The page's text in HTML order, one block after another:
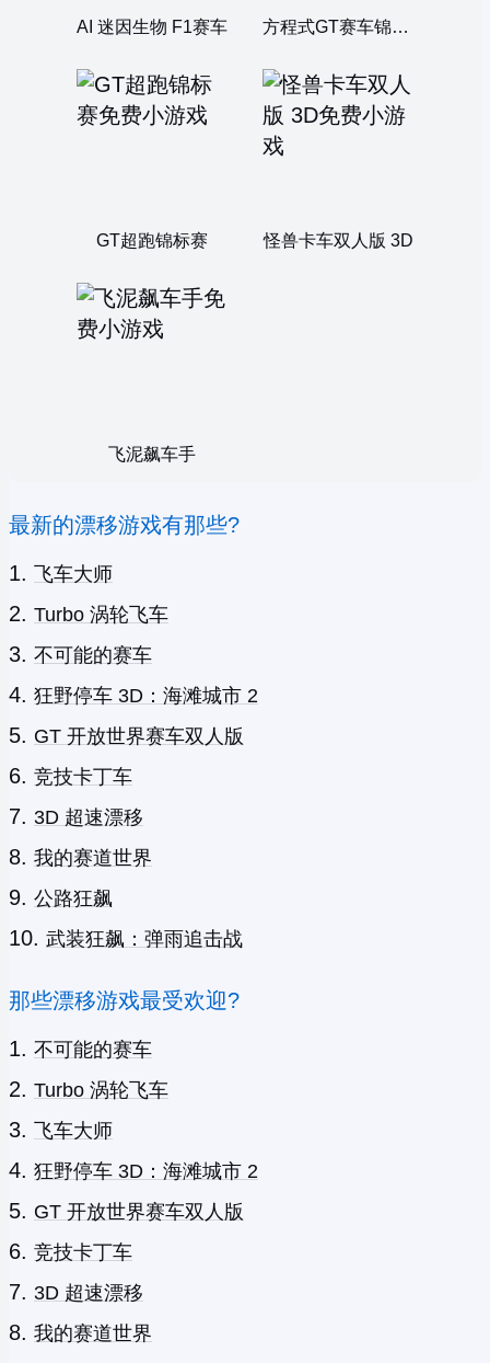
AI 迷因生物 F1赛车 方程式GT赛车锦标赛
GT超跑锦标赛 怪兽卡车双人版 3D
飞泥飙车手
最新的漂移游戏有那些?
飞车大师
Turbo 涡轮飞车
不可能的赛车
狂野停车 3D：海滩城市 2
GT 开放世界赛车双人版
竞技卡丁车
3D 超速漂移
我的赛道世界
公路狂飙
武装狂飙：弹雨追击战
那些漂移游戏最受欢迎?
不可能的赛车
Turbo 涡轮飞车
飞车大师
狂野停车 3D：海滩城市 2
GT 开放世界赛车双人版
竞技卡丁车
3D 超速漂移
我的赛道世界